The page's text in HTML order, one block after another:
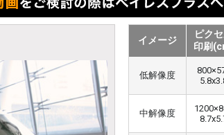
イメージ
ピク
印刷
低解像度
中解像度